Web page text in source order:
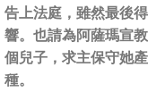
告上法庭，雖然最後
響。也請為阿薩瑪宣
個兒子，求主保守她
種。